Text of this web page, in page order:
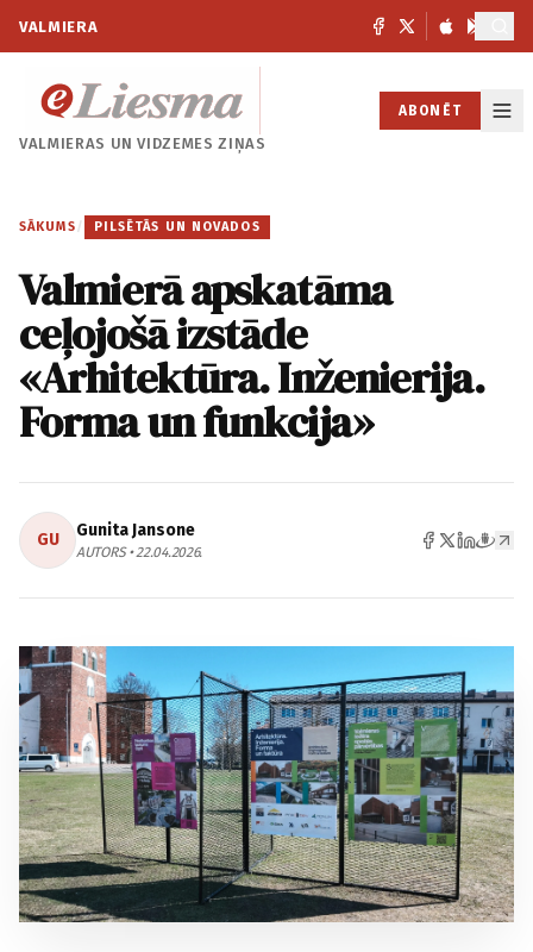
VALMIERA
VALMIERAS UNVIDZEMES ZIŅAS
ABONĒT
SĀKUMS / PILSĒTĀS UN NOVADOS
Valmierā apskatāma
ceļojošā izstāde
«Arhitektūra. Inženierija.
Forma un funkcija»
GU Gunita Jansone
AUTORS • 22.04.2026.